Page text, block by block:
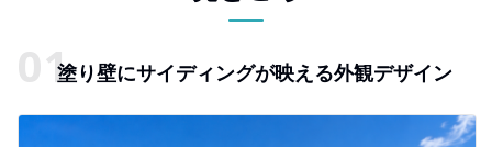
塗り壁にサイディングが映える外観デザイン